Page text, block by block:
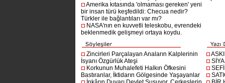
Amerika kıtasında 'olmaması gereken' yeni
bir insan türü keşfedildi: Checua nedir?
Türkler ile bağlantıları var mı?
NASA'nın en kuvvetli teleskobu, evrendeki
beklenmedik gelişmeyi ortaya koydu.
Zincirleri Parçalayan Anaların Kalplerinin
İsyanı Özgürlük Ateşi
Korkunun Muhalefeti Halkın Öfkesini
Bastıranlar, İktidarın Gölgesinde Yaşayanlar